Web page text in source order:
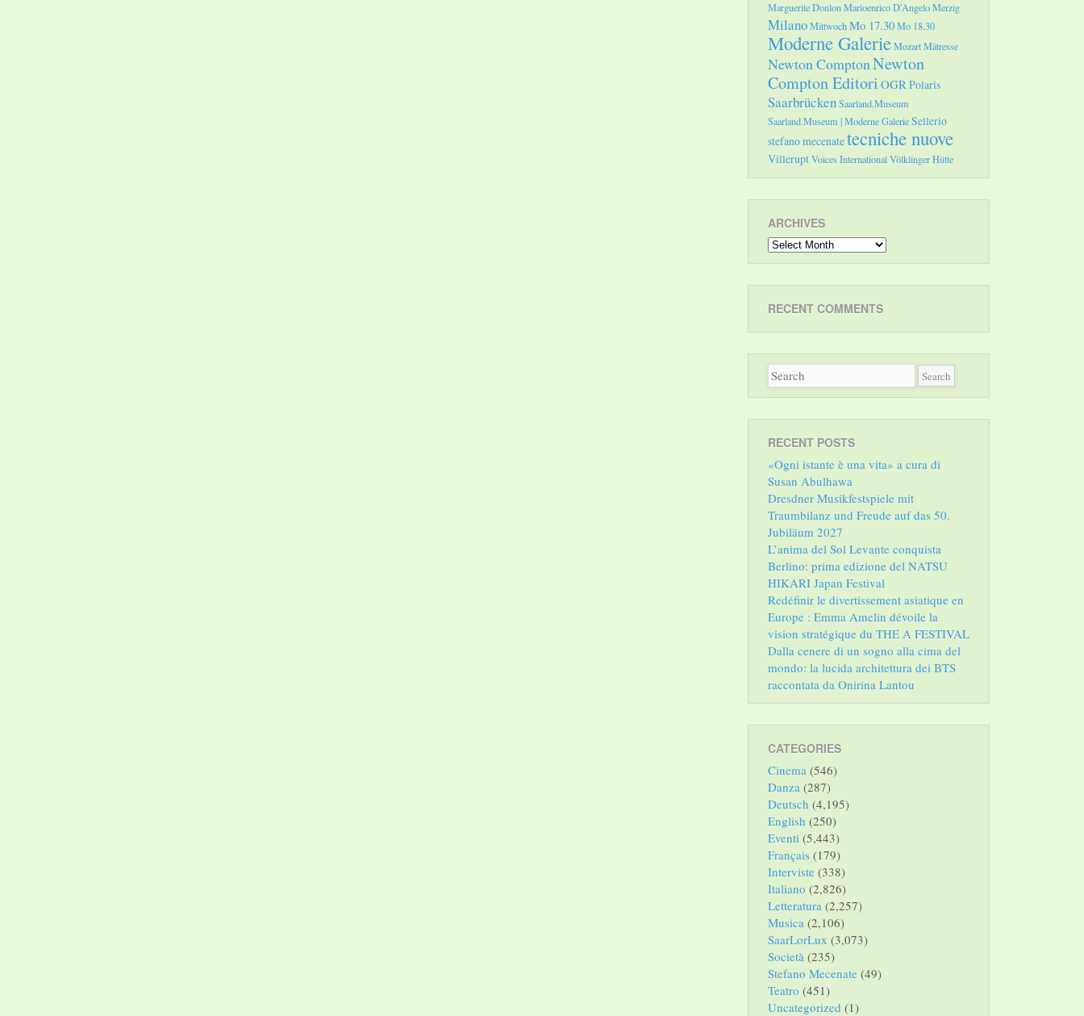
Marguerite DonlonMarioenrico D'AngeloMerzig
MilanoMittwochMo 17.30Mo 18.30
Moderne GalerieMozartMätresse
Newton ComptonNewton
Compton Editori OGRPolaris
SaarbrückenSaarland.Museum
Saarland.Museum | Moderne GalerieSellerio
stefano mecenatetecniche nuove
VilleruptVoices InternationalVölklinger Hütte
ARCHIVES
Archives
RECENT COMMENTS
RECENT POSTS
«Ogni istante è una vita» a cura di
Susan Abulhawa
Dresdner Musikfestspiele mit
Traumbilanz und Freude auf das 50.
Jubiläum 2027
L’anima del Sol Levante conquista
Berlino: prima edizione del NATSU
HIKARI Japan Festival
Redéfinir le divertissement asiatique en
Europe : Emma Amelin dévoile la
vision stratégique du THE A FESTIVAL
Dalla cenere di un sogno alla cima del
mondo: la lucida architettura dei BTS
raccontata da Onirina Lantou
CATEGORIES
Cinema (546)
Danza (287)
Deutsch (4,195)
English (250)
Eventi (5,443)
Français (179)
Interviste (338)
Italiano (2,826)
Letteratura (2,257)
Musica (2,106)
SaarLorLux (3,073)
Società (235)
Stefano Mecenate (49)
Teatro (451)
Uncategorized (1)